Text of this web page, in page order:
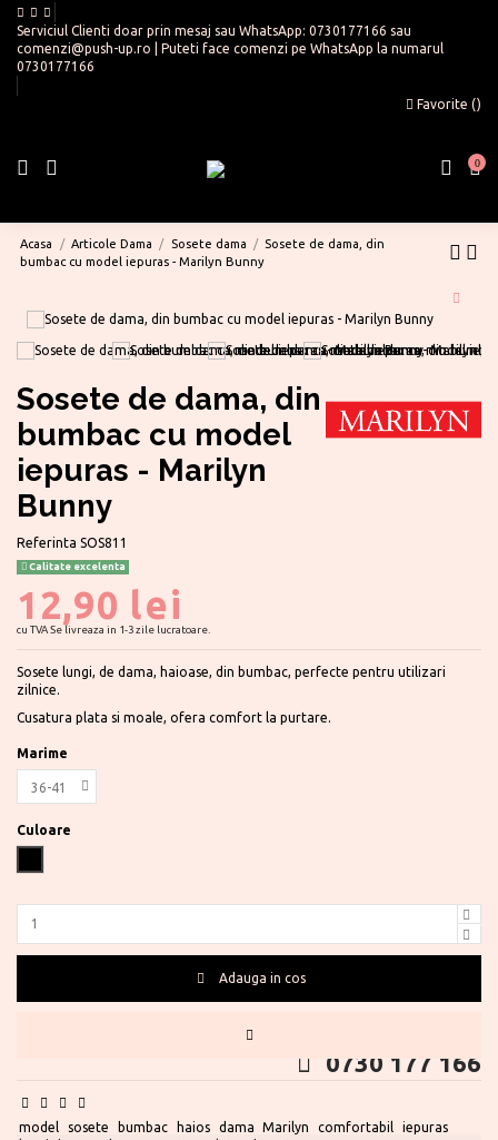
Serviciul Clienti doar prin mesaj sau WhatsApp: 0730177166 sau
comenzi@push-up.ro | Puteti face comenzi pe WhatsApp la numarul
0730177166
Favorite ()
0
Acasa Articole Dama Sosete dama
Sosete de dama, din
bumbac cu model iepuras - Marilyn Bunny
Sosete de dama, din
bumbac cu model
iepuras - Marilyn
Bunny
Referinta SOS811
Calitate excelenta
12,90 lei
cu TVASe livreaza in 1-3 zile lucratoare.
Sosete lungi, de dama, haioase, din bumbac, perfecte pentru utilizari
zilnice.
Cusatura plata si moale, ofera comfort la purtare.
Marime
Culoare
Adauga in cos
model sosete bumbac haios dama Marilyn comfortabil
iepuras
0730 177 166